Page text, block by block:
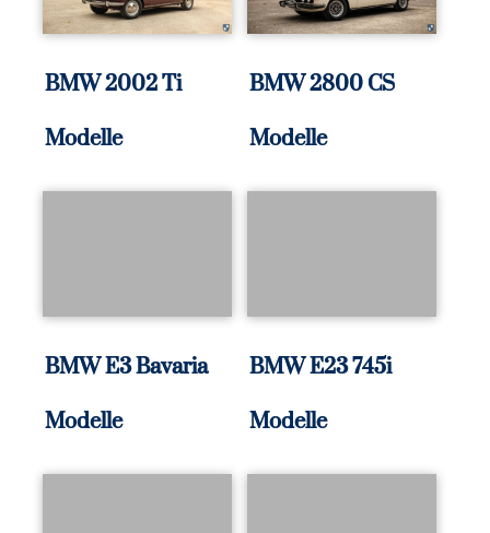
BMW 2002 Ti
Modelle
BMW 2800 CS
Modelle
BMW E3 Bavaria
Modelle
BMW E23 745i
Modelle